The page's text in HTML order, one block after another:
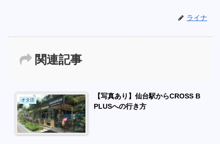
ライナ
関連記事
オタ活
【写真あり】仙台駅からCROSS B
PLUSへの行き方